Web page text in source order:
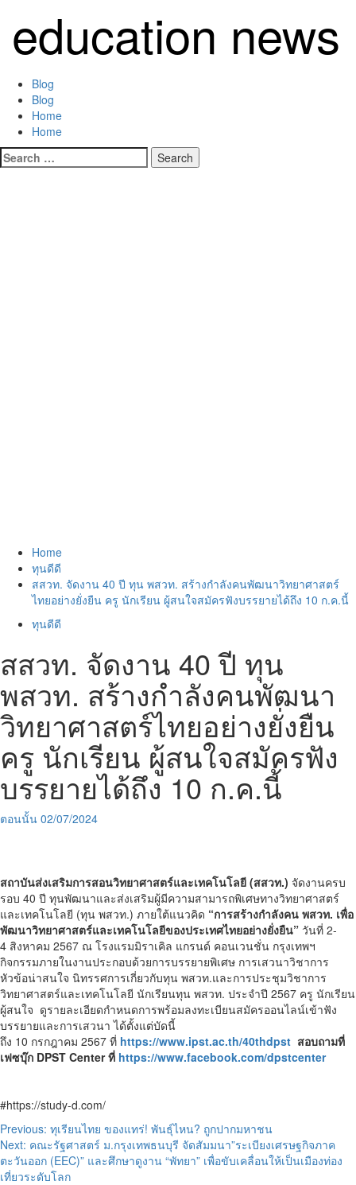
content
education news
Primary
Menu
Blog
Blog
Home
Home
Search
for:
Home
ทุนดีดี
สสวท. จัดงาน 40 ปี ทุน พสวท. สร้างกำลังคนพัฒนาวิทยาศาสตร์
ไทยอย่างยั่งยืน ครู นักเรียน ผู้สนใจสมัครฟังบรรยายได้ถึง 10 ก.ค.นี้
ทุนดีดี
สสวท. จัดงาน 40 ปี ทุน
พสวท. สร้างกำลังคนพัฒนา
วิทยาศาสตร์ไทยอย่างยั่งยืน
ครู นักเรียน ผู้สนใจสมัครฟัง
บรรยายได้ถึง 10 ก.ค.นี้
ตอนนั้น 02/07/2024
สถาบันส่งเสริมการสอนวิทยาศาสตร์และเทคโนโลยี (สสวท.) จัดงานครบ
รอบ 40 ปี ทุนพัฒนาและส่งเสริมผู้มีความสามารถพิเศษทางวิทยาศาสตร์
และเทคโนโลยี (ทุน พสวท.) ภายใต้แนวคิด “การสร้างกำลังคน พสวท. เพื่อ
พัฒนาวิทยาศาสตร์และเทคโนโลยีของประเทศไทยอย่างยั่งยืน” วันที่ 2-
4 สิงหาคม 2567 ณ โรงแรมมิราเคิล แกรนด์ คอนเวนชั่น กรุงเทพฯ
กิจกรรมภายในงานประกอบด้วยการบรรยายพิเศษ การเสวนาวิชาการ
หัวข้อน่าสนใจ นิทรรศการเกี่ยวกับทุน พสวท.และการประชุมวิชาการ
วิทยาศาสตร์และเทคโนโลยี นักเรียนทุน พสวท. ประจําปี 2567 ครู นักเรียน
ผู้สนใจ ดูรายละเอียดกำหนดการพร้อมลงทะเบียนสมัครออนไลน์เข้าฟัง
บรรยายและการเสวนา ได้ตั้งแต่บัดนี้
ถึง 10 กรกฎาคม 2567 ที่ https://www.ipst.ac.th/40thdpst สอบถามที่
เฟซบุ๊ก DPST Centerที่ https://www.facebook.com/dpstcenter
#https://study-d.com/
Post
navigation
Previous: ทุเรียนไทย ของแทร่! พันธุ์ไหน? ถูกปากมหาชน
Next: คณะรัฐศาสตร์ ม.กรุงเทพธนบุรี จัดสัมมนา”ระเบียงเศรษฐกิจภาค
ตะวันออก (EEC)” และศึกษาดูงาน “พัทยา” เพื่อขับเคลื่อนให้เป็นเมืองท่อง
เที่ยวระดับโลก